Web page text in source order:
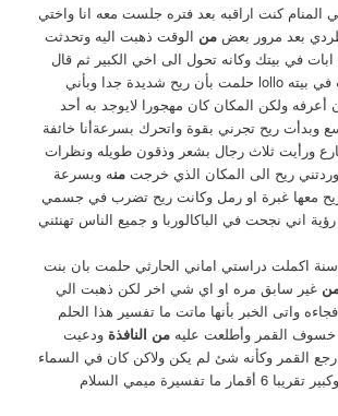
كنت اراقبه بعد فتره جلست معه انا واختي
بعد مرور بعضمن الوقت ذهبت اليه وتحدثت
ابات في بيتك وكانه تحول الى اخي الكبير ثم قال
حسنا رضى ان ابات في بيته lollo حلمت بأن ريح شديدة جدا وبأني
أعرفه ولكن المكان كان مهجورا لايوجد به أحد
وبدأت ريح تجرني بقوة واتحرك بسرعةأنا خائفة
ورأيت ثلاث رجال بشعر وذقون طويله ونظرات
ريح الى المكان الذي خرجتمنه وبسرعة
معها غبرة او رمل وكانت ريح تضرب في جسمي
اني نجحت في الباكالوربا و جميع الناس تهنئني
انا عزباء عمري 23 سنة اكملت دراستي اماني الحارثي حلمت بان بنت
غير سابق مره او اي شي اخر لكن ذهبت الي
واتى الخبر بأنها ماتت ما تفسير هذا الحلم
القمر وأطلعت عليهمن النافذة ودعيت
القمر وكأنه شئ لم يكن ولاكن كان في السماء
قمر صغير وكبير تقريبا 6 أقمار ما تفسيرة ميمي السلام